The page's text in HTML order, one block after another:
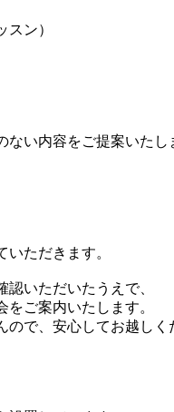
スン）
い内容をご提案いたし
ただきます。
いただいたうえで、
ご案内いたします。
で、安心してお越しく